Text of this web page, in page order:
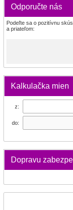
Odporučte nás
Podeľte sa o pozitívnu
a priateľom:
Kalkulačka mien
z:
do:
Dopravu